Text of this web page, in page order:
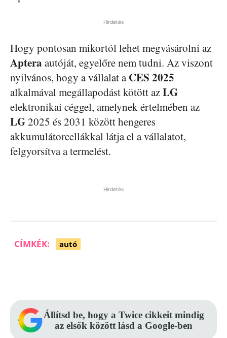
Hirdetés
Hogy pontosan mikortól lehet megvásárolni az
Aptera autóját, egyelőre nem tudni. Az viszont
nyilvános, hogy a vállalat aCES 2025
alkalmával megállapodást kötött azLG
elektronikai céggel, amelynek értelmében az
LG2025 és 2031 között hengeres
akkumulátorcellákkal látja el a vállalatot,
felgyorsítva a termelést.
Hirdetés
CÍMKÉK: autó
Állítsd be, hogy a Twice cikkeit mindig
az elsők között lásd a Google-ben